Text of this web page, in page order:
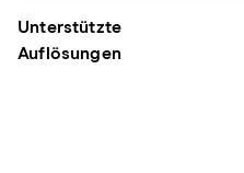
Unterstützte
Auflösungen